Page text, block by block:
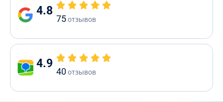
4.8
75отзывов
4.9
40отзывов